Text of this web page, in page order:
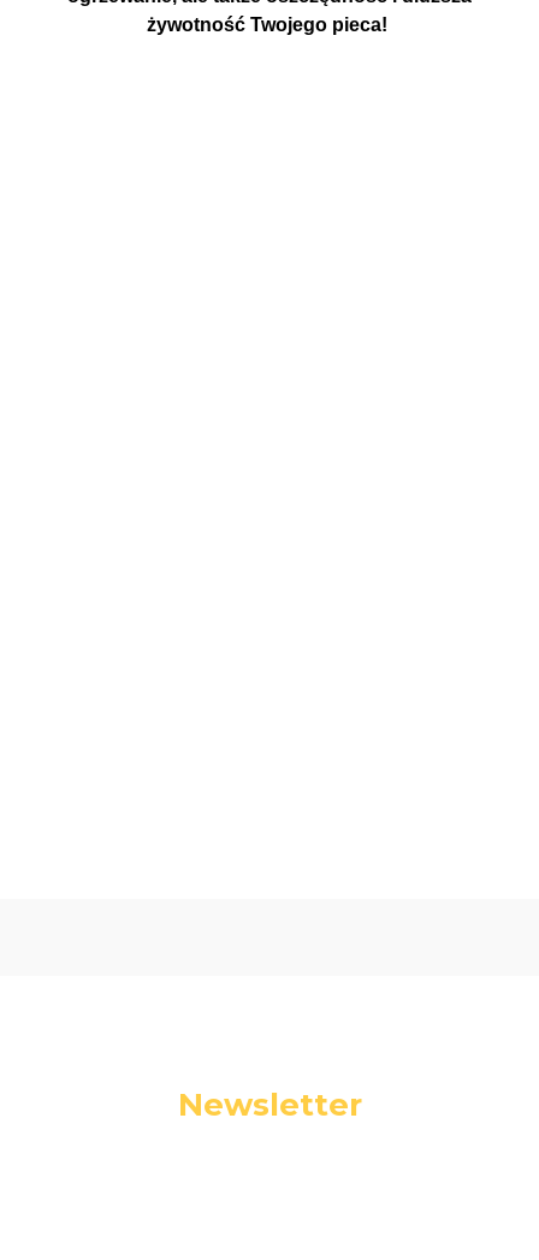
żywotność Twojego pieca!
Newsletter